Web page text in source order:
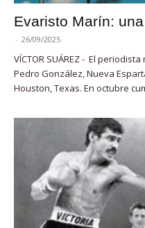
Evaristo Marín:
- 26/09/2025
VÍCTOR SUÁREZ - El
Pedro González, Nueva
Houston, Texas. En octubre